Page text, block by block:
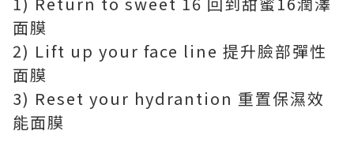
面膜
2) Lift up your face line 提升臉部彈性
面膜
3) Reset your hydrantion 重置保濕效
能面膜